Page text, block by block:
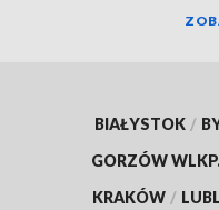
BIAŁYSTOK /
GORZÓW
KRAKÓW /